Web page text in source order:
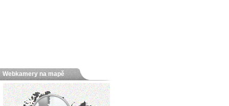
Webkamery na mapě